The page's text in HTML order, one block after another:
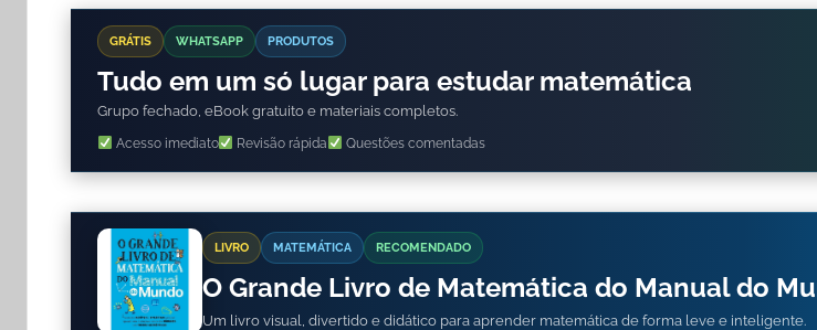
GRÁTIS WHATSAPP PRODUTOS
Tudo em um só lugar para estudar matemática
Grupo fechado, eBook gratuito e materiais completos.
Acesso imediato Revisão rápida Questões comentadas
LIVRO MATEMÁTICA RECOMENDADO
O Grande Livro de Matemática do Manual do
Um livro visual, divertido e didático para aprender matemática de forma leve e inteligente.